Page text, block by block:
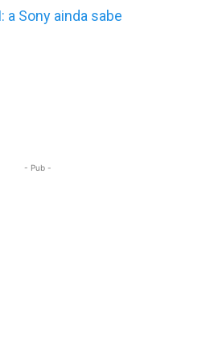
a Sony ainda sabe
- Pub -